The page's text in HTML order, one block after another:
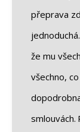
přeprava
že mu
všechno,